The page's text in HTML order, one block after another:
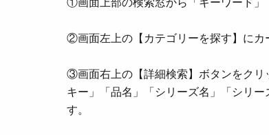
①画面上部の検索窓から「キーワード」
②画面左上の【カテゴリーを探す】にカ
③画面右上の【詳細検索】ボタンをクリ
キー」「品名」「シリーズ名」「シリ
す。